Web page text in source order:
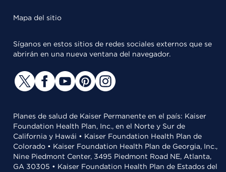
Mapa del sitio
Síganos en estos sitios de redes sociales externos que se
abrirán en una nueva ventana del navegador.
Planes de salud de Kaiser Permanente en el país: Kaiser
Foundation Health Plan, Inc., en el Norte y Sur de
California y Hawái • Kaiser Foundation Health Plan de
Colorado • Kaiser Foundation Health Plan de Georgia, Inc.,
Nine Piedmont Center, 3495 Piedmont Road NE, Atlanta,
GA 30305 • Kaiser Foundation Health Plan de Estados del